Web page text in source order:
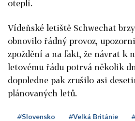
oteplí.
Vídeňské letiště Schwechat
obnovilo řádný provoz,
zpoždění a na fakt, že návrat k
letovému řádu potrvá několik
dopoledne pak zrušilo asi
plánovaných letů.
#Slovensko #Velká Británie